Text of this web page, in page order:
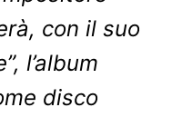
con il suo
l’album
disco